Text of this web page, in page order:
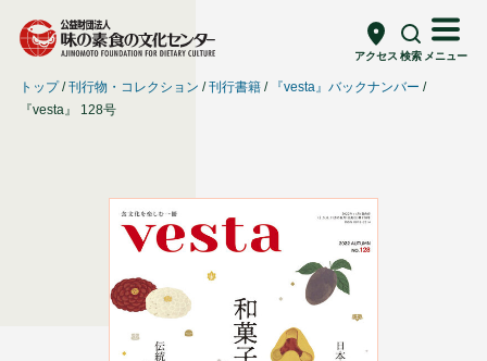
アクセス 検索 メニュー
トップ 刊行物・コレクション 刊行書籍
『vesta』バックナンバー
『vesta』 128号